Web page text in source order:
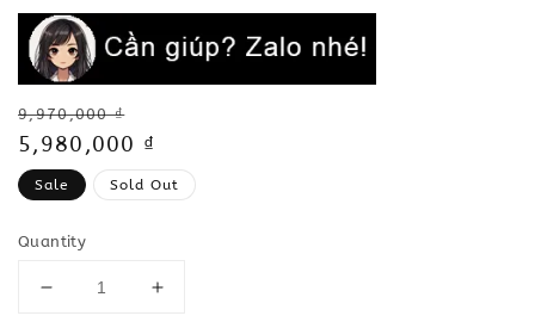
Regular
price
9,970,000 ₫
Sale
price
5,980,000 ₫
Sale Sold Out
Quantity